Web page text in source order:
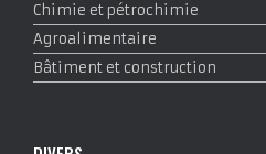
Chimie et pétrochimie
Agroalimentaire
Bâtiment et construction